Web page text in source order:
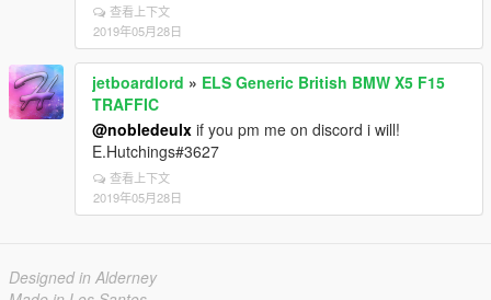
查看上下文
2019年05月28日
jetboardlord » ELS Generic British BMW X5 F15
TRAFFIC
@nobledeulx if you pm me on discord i will!
E.Hutchings#3627
查看上下文
2019年05月28日
Designed in Alderney